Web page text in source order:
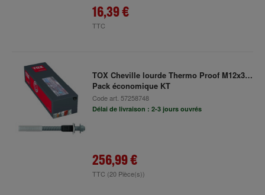
16,39 €
TTC
TOX Cheville lourde Thermo Proof M12x300
Pack économique KT
Code art. 57258748
Délai de livraison : 2-3 jours ouvrés
256,99 €
TTC (20 Pièce(s))